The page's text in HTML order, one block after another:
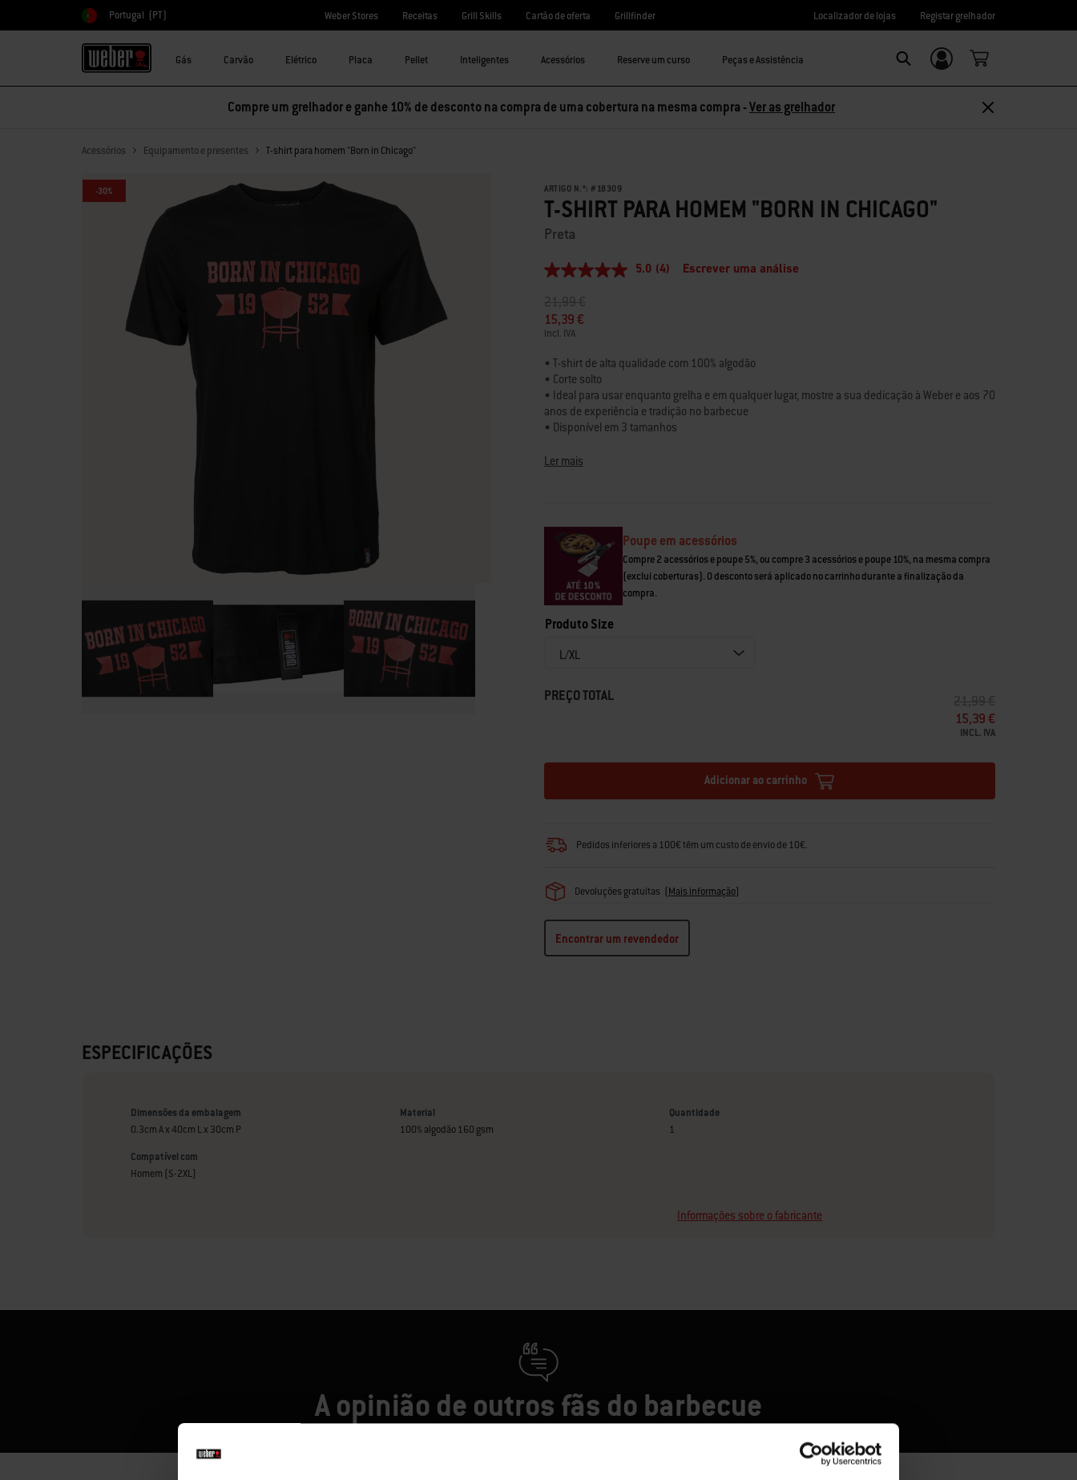
Escolher país
Portugal (PT) Weber Stores Receitas Grill Skills Cartão de oferta Grillfinder Localizador de lojas Registar grelhador
Gás Carvão Elétrico Placa Pellet Inteligentes Acessórios Reserve um curso Peças e Assistência Login/Registo
Compre um grelhador e ganhe 10% de desconto na compra de uma cobertura na mesma compra -Ver as grelhador
Acessórios Equipamento e presentes T-shirt para homem "Born in Chicago"
-30% ARTIGO N.º: # 18309
T-SHIRT PARA HOMEM "BORN IN CHICAGO"
Preta
5.0
5
estrelas,
valor
médio
classificação.
Read
4
Reviews.
Link
para
mesma
página.
5.0 (4) Escrever uma análise
Preço reduzido de
21,99 €para
15,39 €
incl. IVA
• T-shirt de alta qualidade com 100% algodão
• Corte solto
• Ideal para usar enquanto grelha e em qualquer lugar, mostre a sua dedicação à Weber e aos 70
anos de experiência e tradição no barbecue
• Disponível em 3 tamanhos
origem de tudo
Ler mais
Poupe em acessórios
Compre 2 acessórios e poupe 5%, ou compre 3 acessórios e poupe 10%, na mesma compra
(exclui coberturas). O desconto será aplicado no carrinho durante a finalização da
compra.
Produto Size
PREÇO TOTAL PREÇO REDUZIDO DE
21,99 €PARA
15,39 €
INCL. IVA
Adicionar ao carrinho
Pedidos inferiores a 100€ têm um custo de envio de 10€.
Devoluções gratuitas (Mais informação)
Encontrar um revendedor
ESPECIFICAÇÕES
Dimensões da embalagem
0.3cm A x 40cm L x 30cm P
Material
100% algodão 160 gsm
Quantidade
1
Compatível com
Homem (S-2XL)
Informações sobre o fabricante
A opinião de outros fãs do barbecue